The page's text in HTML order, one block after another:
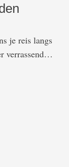
je reis langs
traditie.